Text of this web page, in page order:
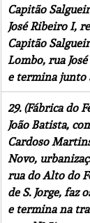
Capitão
José Ribeiro I,
Capitão
Lombo, rua
e termina junto
29. (Fábrica do
João Batista,
Cardoso
Novo,
rua do Alto do
de S. Jorge, faz
e termina na